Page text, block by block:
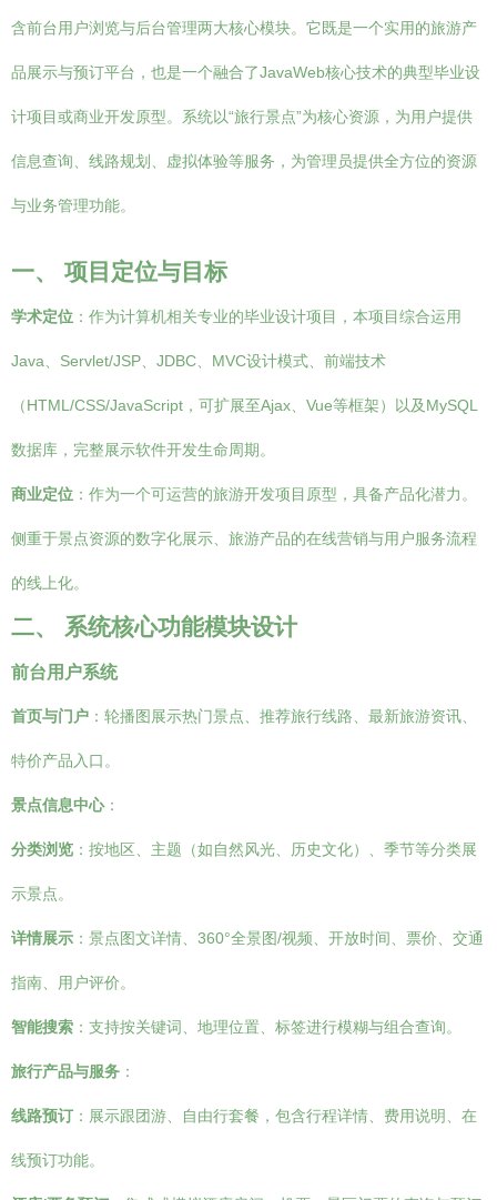
含前台用户浏览与后台管理两大核心模块。它既是一个实用的旅游产
品展示与预订平台，也是一个融合了JavaWeb核心技术的典型毕业设
计项目或商业开发原型。系统以“旅行景点”为核心资源，为用户提供
信息查询、线路规划、虚拟体验等服务，为管理员提供全方位的资源
与业务管理功能。
一、 项目定位与目标
学术定位 ：作为计算机相关专业的毕业设计项目，本项目综合运用
Java、Servlet/JSP、JDBC、MVC设计模式、前端技术
（HTML/CSS/JavaScript，可扩展至Ajax、Vue等框架）以及MySQL
数据库，完整展示软件开发生命周期。
商业定位 ：作为一个可运营的旅游开发项目原型，具备产品化潜力。
侧重于景点资源的数字化展示、旅游产品的在线营销与用户服务流程
的线上化。
二、 系统核心功能模块设计
前台用户系统
首页与门户 ：轮播图展示热门景点、推荐旅行线路、最新旅游资讯、
特价产品入口。
景点信息中心：
分类浏览 ：按地区、主题（如自然风光、历史文化）、季节等分类展
示景点。
详情展示 ：景点图文详情、360°全景图/视频、开放时间、票价、交通
指南、用户评价。
智能搜索 ：支持按关键词、地理位置、标签进行模糊与组合查询。
旅行产品与服务 ：
线路预订 ：展示跟团游、自由行套餐，包含行程详情、费用说明、在
线预订功能。